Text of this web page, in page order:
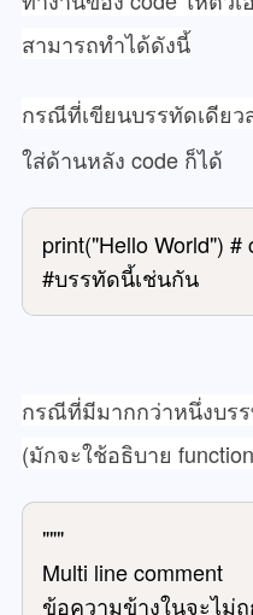
สามารถทำได้ดังนี้
กรณีที่เขียนบรรทัดเดียว
ใส่ด้านหลัง code ก็ได้
print("Hello World")
#บรรทัดนี้เช่นกัน
กรณีที่มีมากกว่าหนึ่งบร
(มักจะใช้อธิบาย
"""
Multi line comment
ข้อความข้างในจะไม่